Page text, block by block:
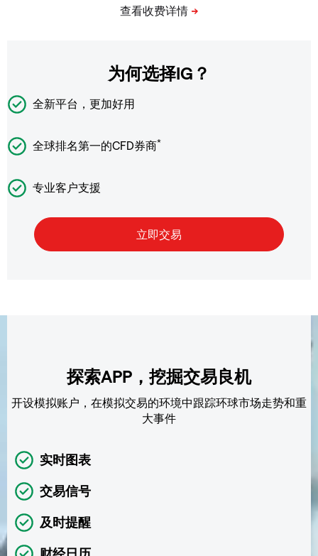
为何选择IG？
全新平台，更加好用
全球排名第一的CFD券商*
专业客户支援
探索APP，挖掘交易良机
开设模拟账户，在模拟交易的环境中跟踪环球市场走势和重
大事件
实时图表
交易信号
及时提醒
财经日历